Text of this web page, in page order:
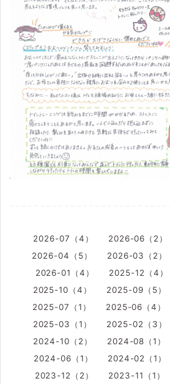
2026-07（4） 2026-06（2）
2026-04（5）
2026-03（2）
2026-01（4）
2025-12（4）
2025-10（4）
2025-09（5）
2025-07（1）
2025-06（4）
2025-03（1）
2025-02（3）
2024-10（2）
2024-08（1）
2024-06（1）
2024-02（1）
2023-12（2）
2023-11（1）